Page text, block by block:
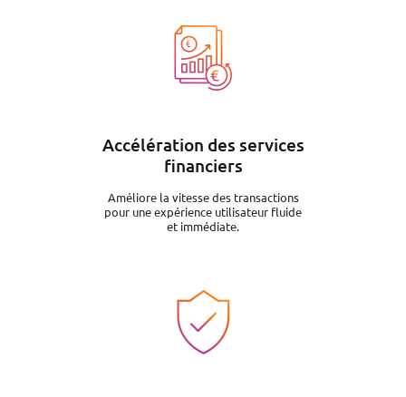
Image
Accélération des services
financiers
Améliore la vitesse des transactions
pour une expérience utilisateur fluide
et immédiate.
Image